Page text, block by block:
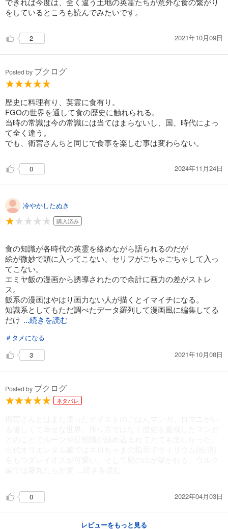
をしているところも読んでみたいです。
2 2021年10月09日
Posted by ブクログ
歴史に料理有り、英霊に食有り。
FGOの世界を通して食の歴史に触れられる。
当時の常識は今の常識には当てはまらないし、国、時代によっ
て全く違う。
でも、衛宮さんちと同じで食事を楽しむ事は変わらない。
0 2024年11月24日
冷やかしたぬき
購入済み
食の知識が各時代の英霊を絡めながら語られるのだが
絵が微妙で頭に入ってこない、セリフがごちゃごちゃして入っ
てこない。
エミヤ飯の漫画から誘導されたので余計に画力の差がストレ
ス。
飯系の漫画はやはり画力ない人が描くとイマイチになる。
知識系としてもただ調べたデータ羅列して漫画風に編集してる
だけ ...続きを読む
＃タメになる
3
2021年10月08日
Posted by ブクログ
ネタバレ
0 2022年04月03日
レビューをもっと見る